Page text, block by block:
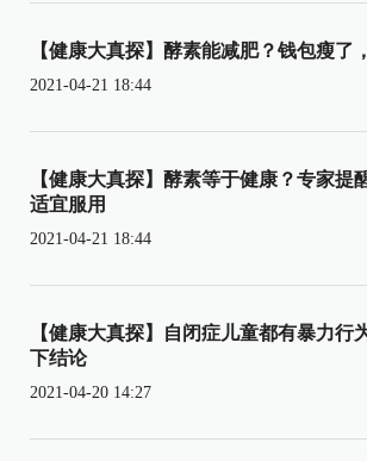
【健康大真探】酵素能减肥？钱包瘦了
2021-04-21 18:44
【健康大真探】酵素等于健康？专家提
适宜服用
2021-04-21 18:44
【健康大真探】自闭症儿童都有暴力行
下结论
2021-04-20 14:27